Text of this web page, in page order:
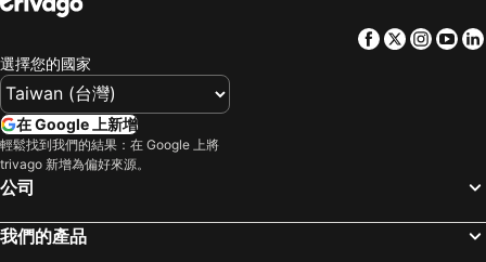
Fu Kuang Hotel
Fu Men Hotel
Golden Phoenix Hotel
高雄麗馨精品商旅
Xinyuanbao Shangshi Homestay
皇家尊龍大酒店
Island House
鳥松區, 高雄地區 飯店
永康區, 台南地區 飯店
高雄市區, 高雄地區 飯店
台東市區, 台東 飯店
嘉義市區, 嘉義 飯店
琉球鄉, 屏東 飯店
花蓮市, 花蓮 飯店
Facebook
Twitter
選擇您的國家
在 Google 上新增
輕鬆找到我們的結果：在 Google 上將
trivago 新增為偏好來源。
公司
我們的產品